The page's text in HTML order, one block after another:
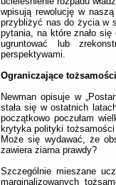
wpisują rewolucję w
przybliżyć nas do życia w
pytania, na które znało
ugruntować lub
perspektywami.
Ograniczające
Newman opisuje w
stała się w ostatnich
początkowo poczułam
krytyka polityki
Może się wydawać, że
zawiera ziarna prawdy?
Szczególnie mieszane
marginalizowanych